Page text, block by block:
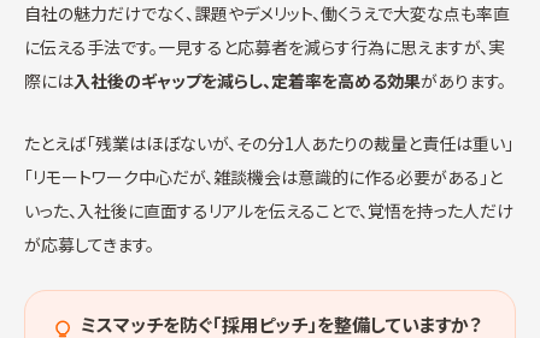
自社の魅力だけでなく、課題やデメリット、働くうえで大変な点も率直
に伝える手法です。一見すると応募者を減らす行為に思えますが、実
際には入社後のギャップを減らし、定着率を高める効果があります。
たとえば「残業はほぼないが、その分1人あたりの裁量と責任は重い」
「リモートワーク中心だが、雑談機会は意識的に作る必要がある」と
いった、入社後に直面するリアルを伝えることで、覚悟を持った人だけ
が応募してきます。
ミスマッチを防ぐ「採用ピッチ」を整備していますか？